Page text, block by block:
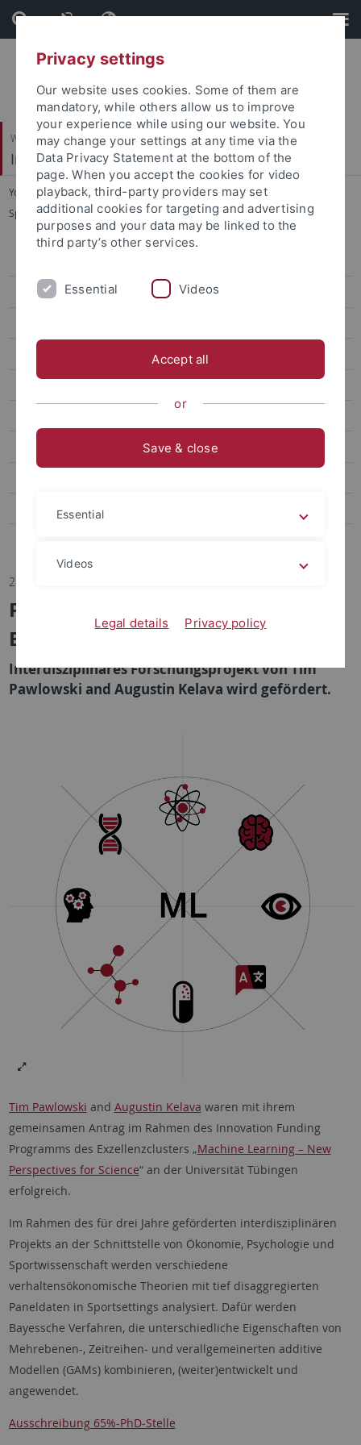
Skip
to
content
Skip
to
footer
Wirtschafts- und Sozialwissenschaftliche Fakultät
Institut für Sportwissenschaft
You are here: Startseite
...
Sportökonomik, Sportmanagement und Sportpublizistik
Team
Biomechanik, Bewegungs- und Trainingswissenschaft
Bildungs- und Gesundheitsforschung im Sport
27.01.2020
Projektförderung durch
Exzellenzcluster
Interdisziplinäres Forschungsprojekt von Tim
Pawlowski and Augustin Kelava wird gefördert.
Tim Pawlowski and Augustin Kelava waren mit ihrem
gemeinsamen Antrag im Rahmen des Innovation Funding
Programms des Exzellenzclusters „Machine Learning – New
Perspectives for Science“ an der Universität Tübingen
erfolgreich.
Im Rahmen des für drei Jahre geförderten interdisziplinären
Projekts an der Schnittstelle von Ökonomie, Psychologie und
Sportwissenschaft werden verschiedene
verhaltensökonomische Theorien mit tief disaggregierten
Paneldaten in Sportsettings analysiert. Dafür werden
Bayessche Verfahren, die unterschiedliche Eigenschaften von
Mehrebenen-, Zeitreihen- und verallgemeinerten additive
Modellen (GAMs) kombinieren, (weiter)entwickelt und
angewendet.
Ausschreibung 65%-PhD-Stelle
Privacy settings
Our website uses cookies. Some of them are
mandatory, while others allow us to improve
your experience while using our website. You
may change your settings at any time via the
Data Privacy Statement at the bottom of the
page. When you accept the cookies for video
playback, third-party providers may set
additional cookies for targeting and advertising
purposes and your data may be linked to the
third party’s other services.
Essential Videos
Accept all
or
Save & close
Essential
Videos
Legal details Privacy policy